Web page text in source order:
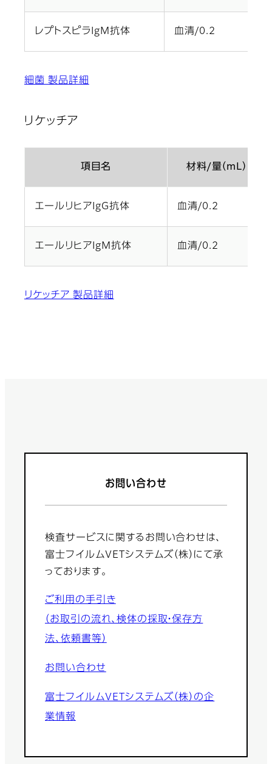
レプトスピラIgM抗体 血清/0.2
細菌 製品詳細
リケッチア
項目名 材料/量（mL）
エールリヒアIgG抗体 血清/0.2
エールリヒアIgM抗体 血清/0.2
リケッチア 製品詳細
お問い合わせ
検査サービスに関するお問い合わせは、
富士フイルムVETシステムズ（株）にて承
っております。
ご利用の手引き
（お取引の流れ、検体の採取・保存方
法、依頼書等）
お問い合わせ
富士フイルムVETシステムズ（株）の企
業情報